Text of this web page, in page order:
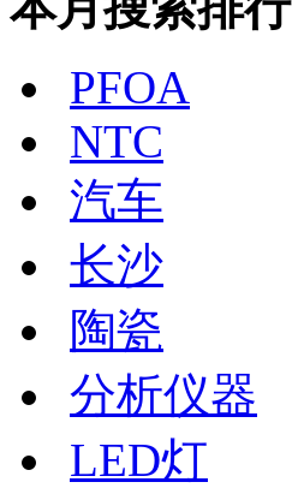
PFOA
NTC
汽车
长沙
陶瓷
分析仪器
LED灯